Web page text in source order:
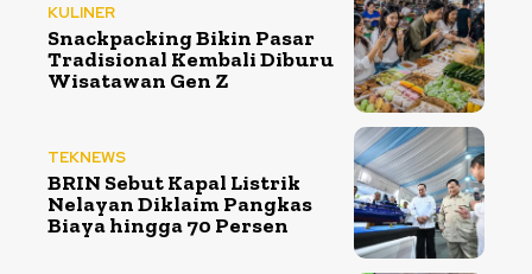
KULINER
Snackpacking Bikin Pasar
Tradisional Kembali Diburu
Wisatawan Gen Z
TEKNEWS
BRIN Sebut Kapal Listrik
Nelayan Diklaim Pangkas
Biaya hingga 70 Persen